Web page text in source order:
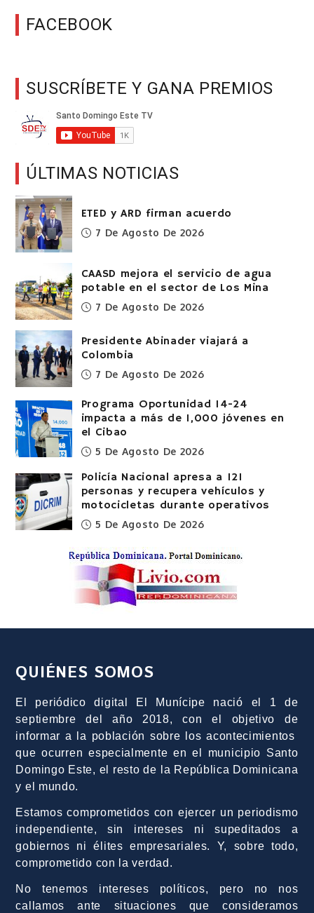
FACEBOOK
SUSCRÍBETE Y GANA PREMIOS
ÚLTIMAS NOTICIAS
ETED y ARD firman acuerdo
7 De Agosto De 2026
CAASD mejora el servicio de agua
potable en el sector de Los Mina
7 De Agosto De 2026
Presidente Abinader viajará a
Colombia
7 De Agosto De 2026
Programa Oportunidad 14-24
impacta a más de 1,000 jóvenes en
el Cibao
5 De Agosto De 2026
Policía Nacional apresa a 121
personas y recupera vehículos y
motocicletas durante operativos
5 De Agosto De 2026
QUIÉNES SOMOS
El periódico digital El Munícipe nació el 1 de
septiembre del año 2018, con el objetivo de
informar a la población sobre los acontecimientos
que ocurren especialmente en el municipio Santo
Domingo Este, el resto de la República Dominicana
y el mundo.
Estamos comprometidos con ejercer un periodismo
independiente, sin intereses ni supeditados a
gobiernos ni élites empresariales. Y, sobre todo,
comprometido con la verdad.
No tenemos intereses políticos, pero no nos
callamos ante situaciones que consideramos